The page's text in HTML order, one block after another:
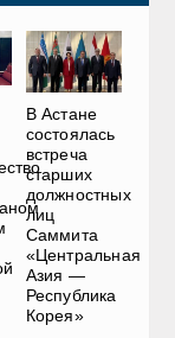
В Астане
состоялась
встреча
старших
должностных
лиц
Саммита
«Центральная
Азия —
Республика
Корея»